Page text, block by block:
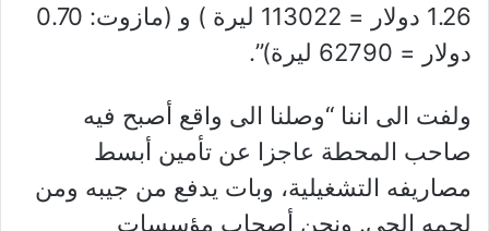
1.26 دولار = 113022 ليرة ) و (مازوت: 0.70
دولار = 62790 ليرة)”.
ولفت الى اننا “وصلنا الى واقع أصبح فيه
صاحب المحطة عاجزا عن تأمين أبسط
مصاريفه التشغيلية، وبات يدفع من جيبه ومن
لحمه الحي. ونحن أصحاب مؤسسات